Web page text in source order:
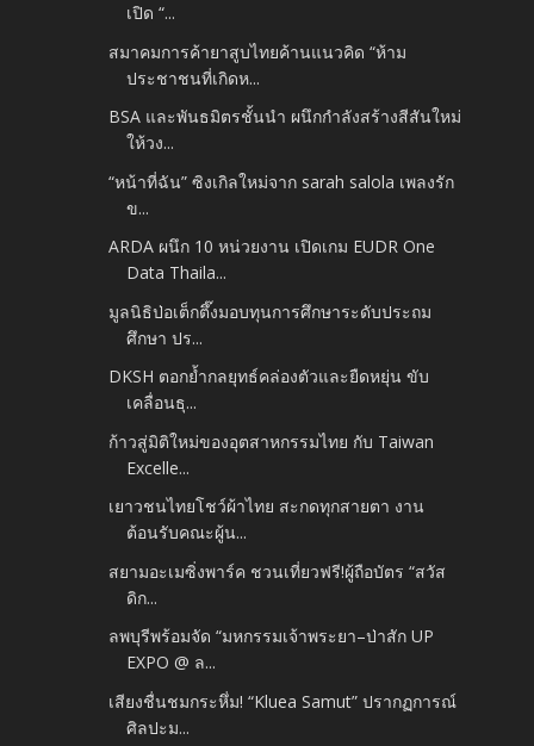
เปิด “...
สมาคมการค้ายาสูบไทยค้านแนวคิด “ห้าม
ประชาชนที่เกิดห...
BSA และพันธมิตรชั้นนำ ผนึกกำลังสร้างสีสันใหม่
ให้วง...
“หน้าที่ฉัน” ซิงเกิลใหม่จาก sarah salola เพลงรัก
ข...
ARDA ผนึก 10 หน่วยงาน เปิดเกม EUDR One
Data Thaila...
มูลนิธิป่อเต็กตึ๊งมอบทุนการศึกษาระดับประถม
ศึกษา ปร...
DKSH ตอกย้ำกลยุทธ์คล่องตัวและยืดหยุ่น ขับ
เคลื่อนธุ...
ก้าวสู่มิติใหม่ของอุตสาหกรรมไทย กับ Taiwan
Excelle...
เยาวชนไทยโชว์ผ้าไทย สะกดทุกสายตา งาน
ต้อนรับคณะผู้น...
สยามอะเมซิ่งพาร์ค ชวนเที่ยวฟรี!ผู้ถือบัตร “สวัส
ดิก...
ลพบุรีพร้อมจัด “มหกรรมเจ้าพระยา–ป่าสัก UP
EXPO @ ล...
เสียงชื่นชมกระหึ่ม! “Kluea Samut” ปรากฏการณ์
ศิลปะม...